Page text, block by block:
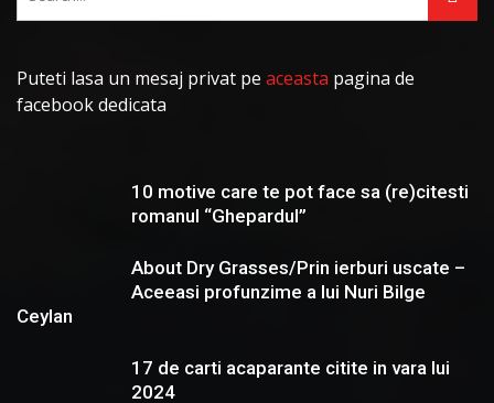
Puteti lasa un mesaj privat pe aceasta pagina de
facebook dedicata
10 motive care te pot face sa (re)citesti
romanul “Ghepardul”
About Dry Grasses/Prin ierburi uscate –
Aceeasi profunzime a lui Nuri Bilge
Ceylan
17 de carti acaparante citite in vara lui
2024